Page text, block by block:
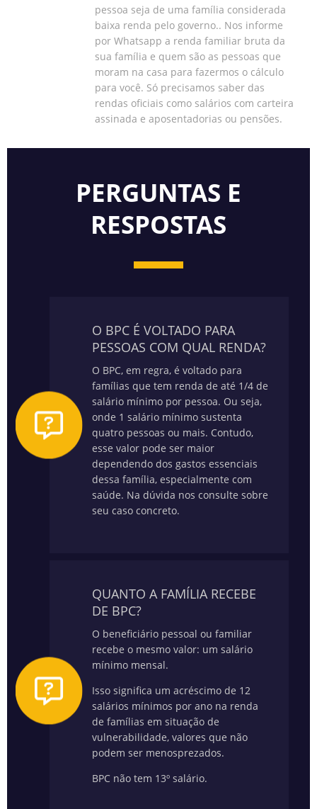
pessoa seja de uma família considerada
baixa renda pelo governo.. Nos informe
por Whatsapp a renda familiar bruta da
sua família e quem são as pessoas que
moram na casa para fazermos o cálculo
para você. Só precisamos saber das
rendas oficiais como salários com carteira
assinada e aposentadorias ou pensões.
PERGUNTAS E
RESPOSTAS
O BPC É VOLTADO PARA
PESSOAS COM QUAL RENDA?
O BPC, em regra, é voltado para
famílias que tem renda de até 1/4 de
salário mínimo por pessoa. Ou seja,
onde 1 salário mínimo sustenta
quatro pessoas ou mais. Contudo,
esse valor pode ser maior
dependendo dos gastos essenciais
dessa família, especialmente com
saúde. Na dúvida nos consulte sobre
seu caso concreto.
QUANTO A FAMÍLIA RECEBE
DE BPC?
O beneficiário pessoal ou familiar
recebe o mesmo valor: um salário
mínimo mensal.
Isso significa um acréscimo de 12
salários mínimos por ano na renda
de famílias em situação de
vulnerabilidade, valores que não
podem ser menosprezados.
BPC não tem 13º salário.